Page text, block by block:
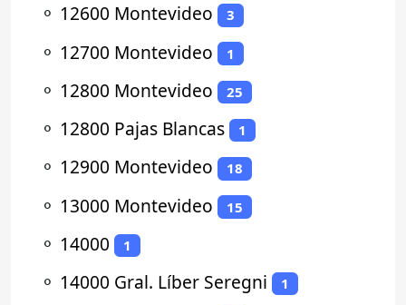
⚬ 12600 Montevideo 3
⚬ 12700 Montevideo 1
⚬ 12800 Montevideo 25
⚬ 12800 Pajas Blancas 1
⚬ 12900 Montevideo 18
⚬ 13000 Montevideo 15
⚬ 14000 1
⚬ 14000 Gral. Líber Seregni 1